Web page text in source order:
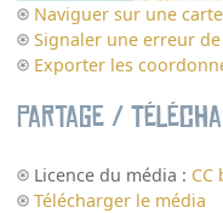
Naviguer sur une
Signaler une erreur
Exporter les
Partage /
Licence du média : CC
Télécharger le média